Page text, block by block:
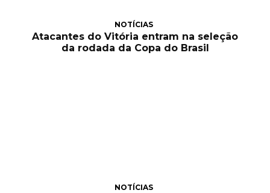
NOTÍCIAS
Atacantes do Vitória entram na seleção
da rodada da Copa do Brasil
NOTÍCIAS